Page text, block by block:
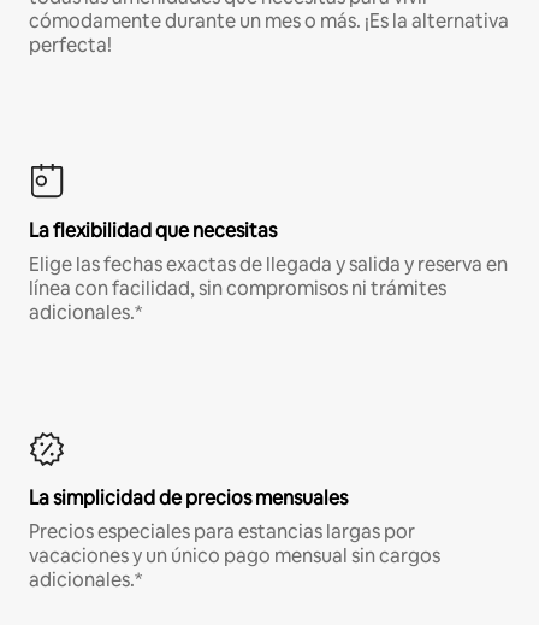
cómodamente durante un mes o más. ¡Es la alternativa
perfecta!
La flexibilidad que necesitas
Elige las fechas exactas de llegada y salida y reserva en
línea con facilidad, sin compromisos ni trámites
adicionales.*
La simplicidad de precios mensuales
Precios especiales para estancias largas por
vacaciones y un único pago mensual sin cargos
adicionales.*